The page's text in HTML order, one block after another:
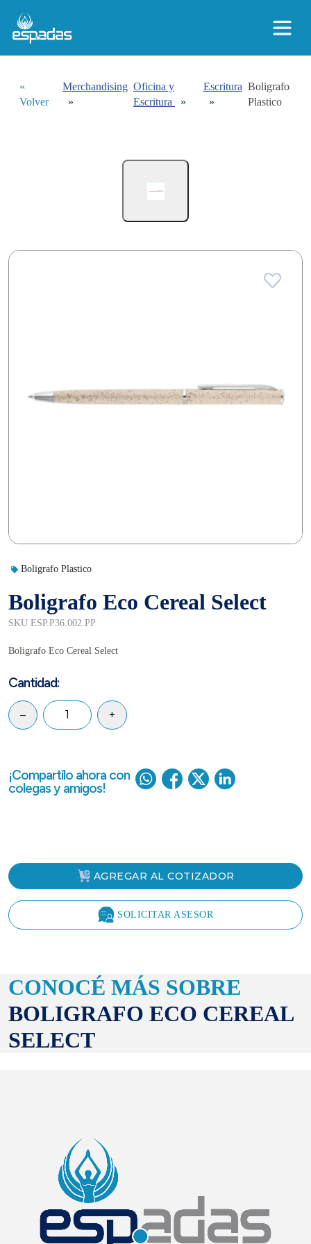
«
Volver
Merchandising
»
Oficina y
Escritura
»
Escritura
»
Boligrafo
Plastico
Boligrafo Plastico
Boligrafo Eco Cereal Select
SKU ESP.P36.002.PP
Boligrafo Eco Cereal Select
Cantidad:
– +
¡Compartílo ahora con
colegas y amigos!
AGREGAR AL COTIZADOR
SOLICITAR ASESOR
CONOCÉ MÁS SOBRE
BOLIGRAFO ECO CEREAL
SELECT